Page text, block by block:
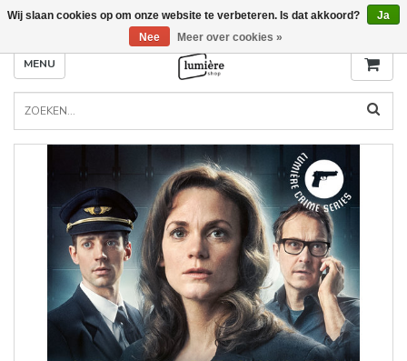
MENU
Wij slaan cookies op om onze website te verbeteren. Is dat akkoord?
Ja
Nee
Meer over cookies »